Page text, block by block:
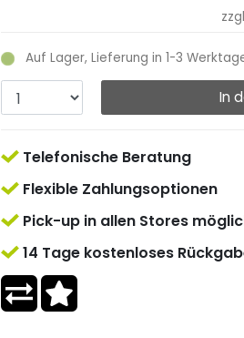
Auf Lager, Lieferung in 1-3
In
Telefonische Beratung
Flexible Zahlungsoptionen
Pick-up in allen Stores
14 Tage kostenloses